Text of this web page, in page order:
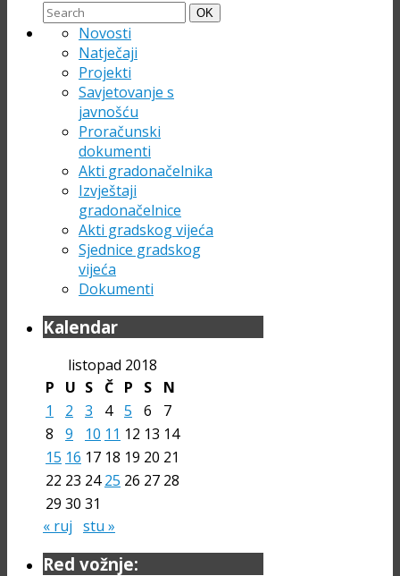
Search
for:
Search
OK
Novosti
Natječaji
Projekti
Savjetovanje s
javnošću
Proračunski
dokumenti
Akti gradonačelnika
Izvještaji
gradonačelnice
Akti gradskog vijeća
Sjednice gradskog
vijeća
Dokumenti
Kalendar
listopad 2018
P
U S Č P S
N
1
2 3 4 5 6
7
8
9 10 11 12 13 14
15 16 17 18 19 20 21
22 23 24 25 26 27 28
29 30 31
« ruj stu »
Red vožnje: